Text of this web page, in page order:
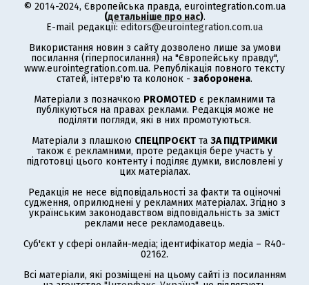
© 2014-2024, Європейська правда, eurointegration.com.ua
(детальніше про нас).
E-mail редакції: editors@eurointegration.com.ua
Використання новин з сайту дозволено лише за умови
посилання (гіперпосилання) на "Європейську правду",
www.eurointegration.com.ua. Републікація повного тексту
статей, інтерв'ю та колонок - заборонена.
Матеріали з позначкою PROMOTED є рекламними та
публікуються на правах реклами. Редакція може не
поділяти погляди, які в них промотуються.
Матеріали з плашкою СПЕЦПРОЄКТ та ЗА ПІДТРИМКИ
також є рекламними, проте редакція бере участь у
підготовці цього контенту і поділяє думки, висловлені у
цих матеріалах.
Редакція не несе відповідальності за факти та оціночні
судження, оприлюднені у рекламних матеріалах. Згідно з
українським законодавством відповідальність за зміст
реклами несе рекламодавець.
Суб'єкт у сфері онлайн-медіа; ідентифікатор медіа – R40-
02162.
Всі матеріали, які розміщені на цьому сайті із посиланням